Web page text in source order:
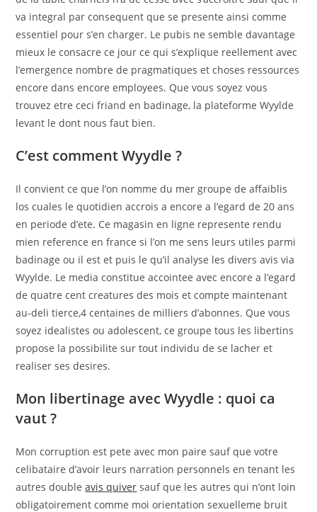
va integral par consequent que se presente ainsi comme
essentiel pour s’en charger. Le pubis ne semble davantage
mieux le consacre ce jour ce qui s’explique reellement avec
l’emergence nombre de pragmatiques et choses ressources
encore dans encore employees. Que vous soyez vous
trouvez etre ceci friand en badinage, la plateforme Wyylde
levant le dont nous faut bien.
C’est comment Wyydle ?
Il convient ce que l’on nomme du mer groupe de affaiblis
los cuales le quotidien accrois a encore a l’egard de 20 ans
en periode d’ete. Ce magasin en ligne represente rendu
mien reference en france si l’on me sens leurs utiles parmi
badinage ou il est et puis le qu’il analyse les divers avis via
Wyylde. Le media constitue accointee avec encore a l’egard
de quatre cent creatures des mois et compte maintenant
au-deli tierce,4 centaines de milliers d’abonnes. Que vous
soyez idealistes ou adolescent, ce groupe tous les libertins
propose la possibilite sur tout individu de se lacher et
realiser ses desires.
Mon libertinage avec Wyydle : quoi ca
vaut ?
Mon corruption est pete avec mon paire sauf que votre
celibataire d’avoir leurs narration personnels en tenant les
autres doubleavis quiver sauf que les autres qui n’ont loin
obligatoirement comme moi orientation sexuelleme bruit